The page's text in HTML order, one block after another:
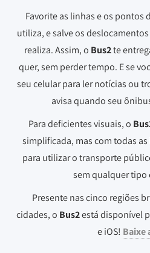
Favorite as linhas e os pontos
utiliza, e salve os
realiza. Assim, o Bus2te
quer, sem perder tempo. E se
seu celular para ler notícias ou
avisa quando seu
Para deficientes visuais, o
simplificada, mas com todas
para utilizar o transporte
sem qualquer tipo
Presente nas cinco regiões
cidades, o Bus2está disponível
e iOS! Baixe